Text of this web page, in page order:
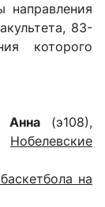
направления
83-
которого
Анна (э108),
Нобелевские
на